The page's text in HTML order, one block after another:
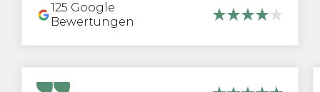
125 Google
Bewertungen